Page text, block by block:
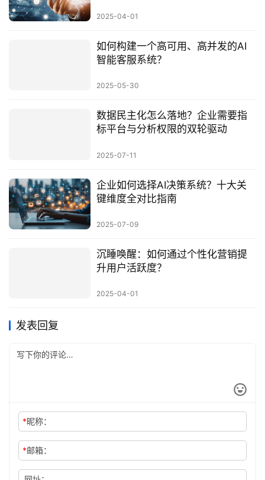
2025-04-01
如何构建一个高可用、高并发的AI
智能客服系统？
2025-05-30
数据民主化怎么落地？企业需要指
标平台与分析权限的双轮驱动
2025-07-11
企业如何选择AI决策系统？十大关
键维度全对比指南
2025-07-09
沉睡唤醒：如何通过个性化营销提
升用户活跃度？
2025-04-01
发表回复
*昵称：
*邮箱：